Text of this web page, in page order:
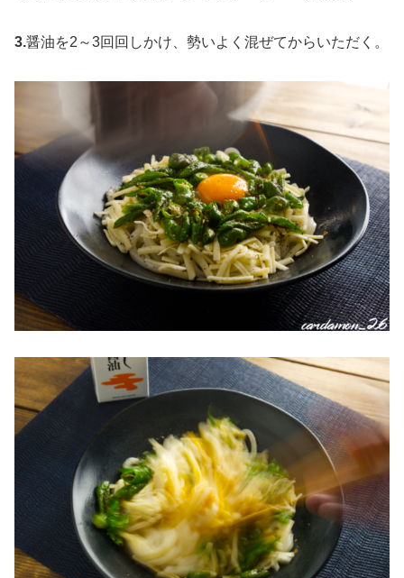
3.醤油を2～3回回しかけ、勢いよく混ぜてからいただく。